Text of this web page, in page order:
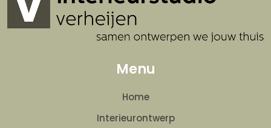
Menu
Home
Interieurontwerp